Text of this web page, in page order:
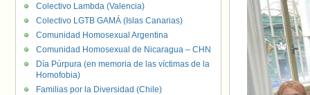
Colectivo Lambda (Valencia)
Colectivo LGTB GAMÁ (Islas Canarias)
Comunidad Homosexual Argentina
Comunidad Homosexual de Nicaragua – CHN
Día Púrpura (en memoria de las víctimas de la
Homofobia)
Familias por la Diversidad (Chile)